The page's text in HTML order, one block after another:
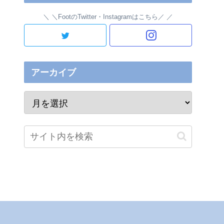
＼FootのTwitter・Instagramはこちら／
アーカイブ